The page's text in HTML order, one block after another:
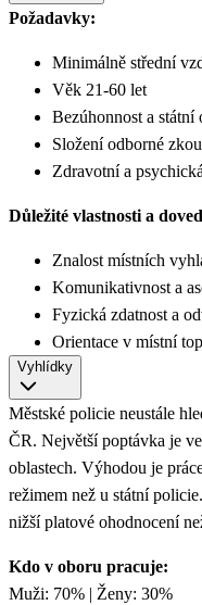
Požadavky:
Minimálně střední
Věk 21-60 let
Bezúhonnost a státní
Složení odborné
Zdravotní a
Důležité vlastnosti a
Znalost místních
Komunikativnost a
Fyzická zdatnost a
Orientace v místní
Vyhlídky
Městské policie neustále
ČR. Největší poptávka je
oblastech. Výhodou je
režimem než u státní
nižší platové ohodnocení
Kdo v oboru pracuje:
Muži: 70% | Ženy: 30%